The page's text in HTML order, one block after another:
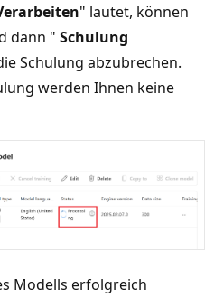
" lautet, können
dann " Schulung
Schulung abzubrechen.
werden Ihnen keine
Modells erfolgreich